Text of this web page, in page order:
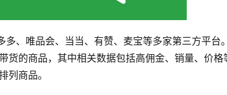
多、唯品会、当当、有赞、麦宝等多家第三方平台
货的商品，其中相关数据包括高佣金、销量、价格
列商品。